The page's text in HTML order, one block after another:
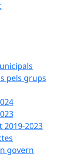
pels grups
2019-2023
govern